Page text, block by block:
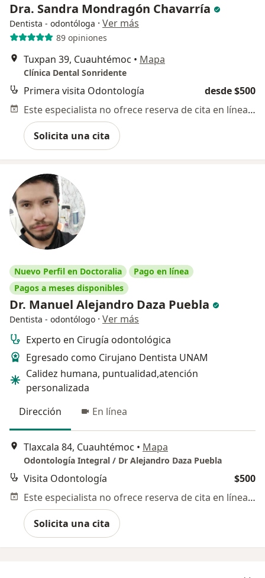
Dra. Sandra Mondragón Chavarría
Dentista - odontóloga · Ver más
89 opiniones
Tuxpan 39, Cuauhtémoc • Mapa
Clínica Dental Sonridente
Primera visita Odontología
desde $500
Este especialista no ofrece reserva de cita en línea en esta dirección.
Solicita una cita
Nuevo Perfil en Doctoralia
Pago en línea
Pagos a meses disponibles
Dr. Manuel Alejandro Daza Puebla
Dentista - odontólogo · Ver más
Experto en Cirugía odontológica
Egresado como Cirujano Dentista UNAM
Calidez humana, puntualidad,atención
personalizada
Dirección
En línea
Tlaxcala 84, Cuauhtémoc • Mapa
Odontología Integral / Dr Alejandro Daza Puebla
Visita Odontología
$500
Este especialista no ofrece reserva de cita en línea en esta dirección.
Solicita una cita